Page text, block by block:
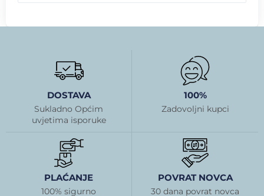
DOSTAVA
Sukladno Općim
uvjetima isporuke
100%
Zadovoljni kupci
PLAĆANJE
100% sigurno
POVRAT NOVCA
30 dana povrat novca